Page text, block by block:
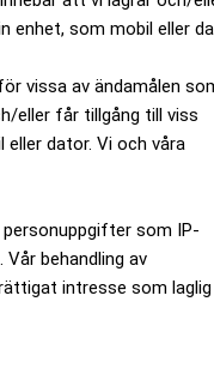
enhet, som mobil eller
vissa av ändamålen
eller får tillgång till viss
dator. Vi och våra
personuppgifter som IP-
behandling av
intresse som laglig